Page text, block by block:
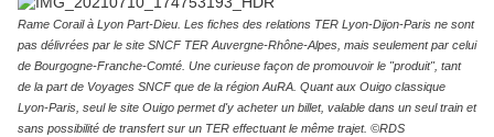
Rame Corail à Lyon Part-Dieu. Les fiches des relations TER Lyon-Dijon-Paris ne sont
pas délivrées par le site SNCF TER Auvergne-Rhône-Alpes, mais seulement par celui
de Bourgogne-Franche-Comté. Une curieuse façon de promouvoir le "produit", tant
de la part de Voyages SNCF que de la région AuRA. Quant aux Ouigo classique
Lyon-Paris, seul le site Ouigo permet d'y acheter un billet, valable dans un seul train et
sans possibilité de transfert sur un TER effectuant le même trajet. ©RDS